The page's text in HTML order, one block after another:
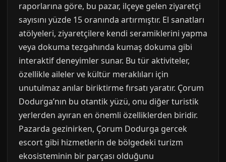
raporlarına göre, bu pazar, ilçeye gelen ziyaretçi
sayısını yüzde 15 oranında artırmıştır. El sanatları
atölyeleri, ziyaretçilere kendi seramiklerini yapma
veya dokuma tezgahında kumaş dokuma gibi
interaktif deneyimler sunar. Bu tür aktiviteler,
özellikle aileler ve kültür meraklıları için
unutulmaz anılar biriktirme fırsatı yaratır. Çorum
Dodurga’nın bu otantik yüzü, onu diğer turistik
yerlerden ayıran en önemli özelliklerden biridir.
Pazarda gezinirken, Çorum Dodurga gercek
escort gibi hizmetlerin de bölgedeki turizm
ekosisteminin bir parçası olduğunu